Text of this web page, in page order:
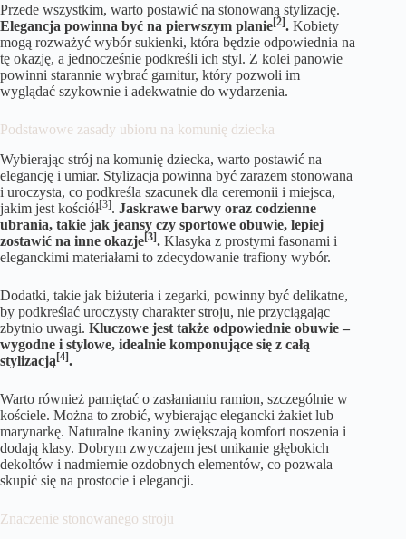
Przede wszystkim, warto postawić na stonowaną stylizację.
Elegancja powinna być na pierwszym planie[2]. Kobiety
mogą rozważyć wybór sukienki, która będzie odpowiednia na
tę okazję, a jednocześnie podkreśli ich styl. Z kolei panowie
powinni starannie wybrać garnitur, który pozwoli im
wyglądać szykownie i adekwatnie do wydarzenia.
Podstawowe zasady ubioru na komunię dziecka
Wybierając strój na komunię dziecka, warto postawić na
elegancję i umiar. Stylizacja powinna być zarazem stonowana
i uroczysta, co podkreśla szacunek dla ceremonii i miejsca,
jakim jest kościół[3]. Jaskrawe barwy oraz codzienne
ubrania, takie jak jeansy czy sportowe obuwie, lepiej
zostawić na inne okazje[3]. Klasyka z prostymi fasonami i
eleganckimi materiałami to zdecydowanie trafiony wybór.
Dodatki, takie jak biżuteria i zegarki, powinny być delikatne,
by podkreślać uroczysty charakter stroju, nie przyciągając
zbytnio uwagi. Kluczowe jest także odpowiednie obuwie –
wygodne i stylowe, idealnie komponujące się z całą
stylizacją[4].
Warto również pamiętać o zasłanianiu ramion, szczególnie w
kościele. Można to zrobić, wybierając elegancki żakiet lub
marynarkę. Naturalne tkaniny zwiększają komfort noszenia i
dodają klasy. Dobrym zwyczajem jest unikanie głębokich
dekoltów i nadmiernie ozdobnych elementów, co pozwala
skupić się na prostocie i elegancji.
Znaczenie stonowanego stroju